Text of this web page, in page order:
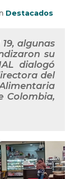
Destacados
algunas
su
dialogó
del
Colombia,